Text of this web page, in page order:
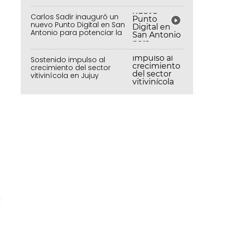
Carlos Sadir inauguró un
nuevo Punto Digital en San
Antonio para potenciar la
inclusión tecnológica
Sostenido impulso al
crecimiento del sector
vitivinícola en Jujuy